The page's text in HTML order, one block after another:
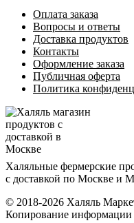
Оплата заказа
Вопросы и ответы
Доставка продуктов
Контакты
Оформление заказа
Публичная оферта
Политика
Халяльные фермерские
с доставкой по Москве и
© 2018-2026 Халяль
Копирование информации